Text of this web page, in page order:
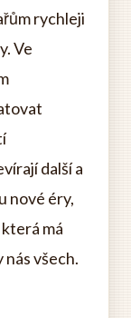
rychleji
Ve
další a
nové éry,
má
všech.